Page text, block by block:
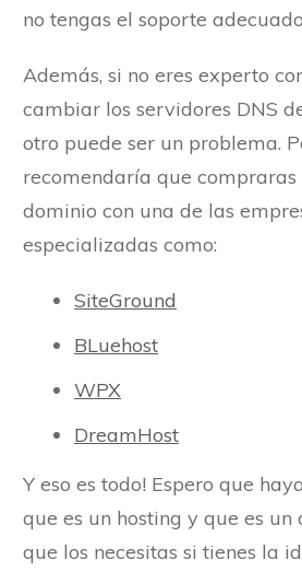
no tengas el soporte
Además, si no eres experto
cambiar los servidores DNS
otro puede ser un problema.
recomendaría que compraras
dominio con una de las
especializadas como:
SiteGround
BLuehost
WPX
DreamHost
Y eso es todo! Espero que
que es un hosting y que es
que los necesitas si tienes la